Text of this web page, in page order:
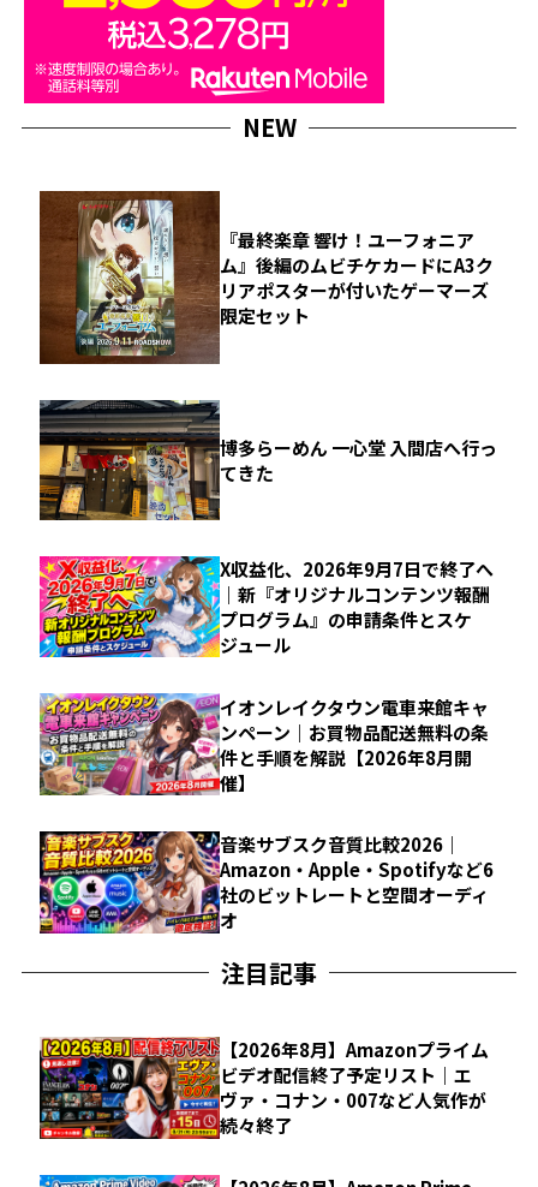
NEW
『最終楽章 響け！ユーフォニア
ム』後編のムビチケカードにA3ク
リアポスターが付いたゲーマーズ
限定セット
博多らーめん 一心堂 入間店へ行っ
てきた
X収益化、2026年9月7日で終了へ
｜新『オリジナルコンテンツ報酬
プログラム』の申請条件とスケ
ジュール
イオンレイクタウン電車来館キャ
ンペーン｜お買物品配送無料の条
件と手順を解説【2026年8月開
催】
音楽サブスク音質比較2026｜
Amazon・Apple・Spotifyなど6
社のビットレートと空間オーディ
オ
注目記事
【2026年8月】Amazonプライム
ビデオ配信終了予定リスト｜エ
ヴァ・コナン・007など人気作が
続々終了